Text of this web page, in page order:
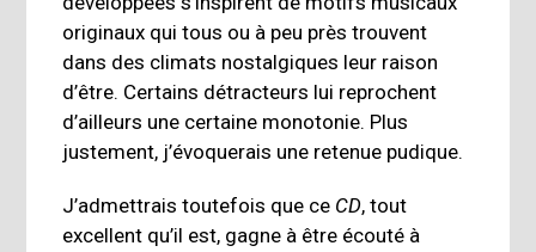
originaux qui tous ou à peu près trouvent
dans des climats nostalgiques leur raison
d’être. Certains détracteurs lui reprochent
d’ailleurs une certaine monotonie. Plus
justement, j’évoquerais une retenue pudique.
J’admettrais toutefois que ce CD, tout
excellent qu’il est, gagne à être écouté à